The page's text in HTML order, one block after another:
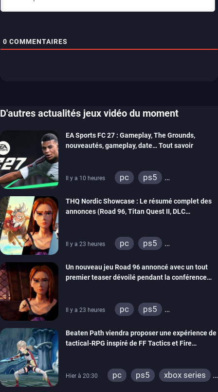
0 COMMENTAIRES
D'autres actualités jeux vidéo du moment
EA Sports FC 27 : Gameplay, The Grounds,
nouveautés, gameplay, date… Tout savoir
Il y a 10 heures pc
ps5
THQ Nordic Showcase : Le résumé complet des
annonces (Road 96, Titan Quest II, DLC
Il y a 23 heures pc
ps5
stadia
ps4
xbox one
switch 2
Un nouveau jeu Road 96 annoncé avec un tout
premier teaser dévoilé pendant la conférence
Il y a 23 heures pc
ps5
stadia
ps4
xbox one
Beaten Path viendra proposer une expérience de
tactical-RPG inspiré de FF Tactics et Fire
Hier à 20:30 pc ps5
xbox series